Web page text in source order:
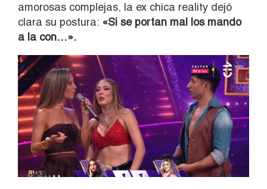
amorosas complejas, la ex chica reality dejó
clara su postura: «Si se portan mal los mando
a la con…».